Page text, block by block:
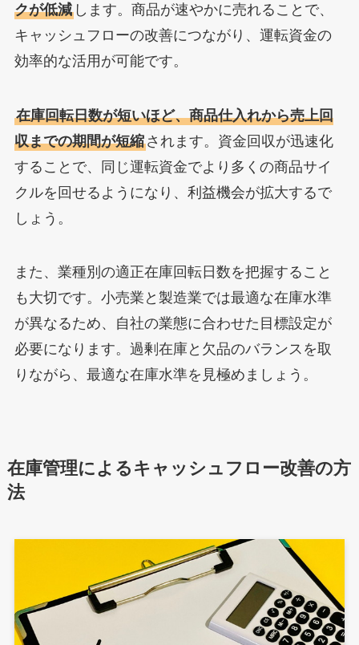
クが低減します。商品が速やかに売れることで、
キャッシュフローの改善につながり、運転資金の
効率的な活用が可能です。
在庫回転日数が短いほど、商品仕入れから売上回
収までの期間が短縮されます。資金回収が迅速化
することで、同じ運転資金でより多くの商品サイ
クルを回せるようになり、利益機会が拡大するで
しょう。
また、業種別の適正在庫回転日数を把握すること
も大切です。小売業と製造業では最適な在庫水準
が異なるため、自社の業態に合わせた目標設定が
必要になります。過剰在庫と欠品のバランスを取
りながら、最適な在庫水準を見極めましょう。
在庫管理によるキャッシュフロー改善の方
法